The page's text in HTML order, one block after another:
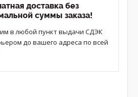
доставка без
суммы заказа!
в любой пункт выдачи СДЭК
до вашего адреса по всей